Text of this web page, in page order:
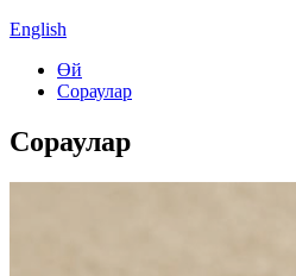
English
Өй
Сораулар
Сораулар